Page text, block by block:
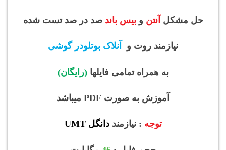
حل مشکل آنتن وبیس باند صد در صد تست شده
نیازمند روت و آنلاک بوتلودر گوشی
به همراه تمامی فایلها(رایگان)
آموزش به صورت PDF میباشد
توجه : نیازمنددانگل UMT